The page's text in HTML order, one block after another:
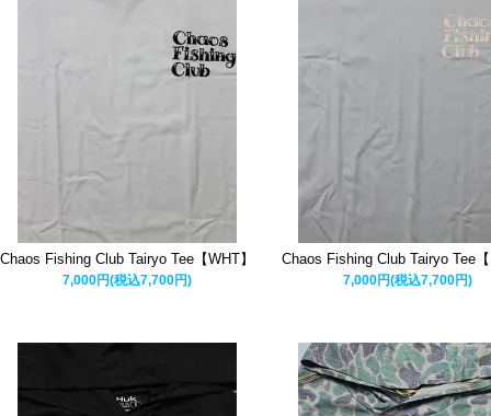
Chaos Fishing Club Tairyo Tee【WHT】
7,000円(税込7,700円)
Chaos Fishing Club Tairyo Tee
7,000円(税込7,700円)